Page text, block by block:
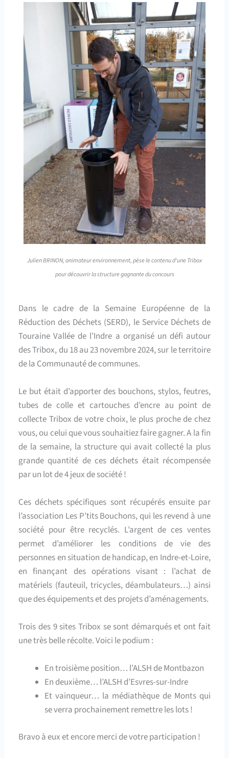
Julien BRINON, animateur environnement, pèse le contenu d'une Tribox
pour découvrir la structure gagnante du concours
Dans le cadre de la Semaine Européenne de la
Réduction des Déchets (SERD), le Service Déchets de
Touraine Vallée de l’Indre a organisé un défi autour
des Tribox, du 18 au 23 novembre 2024, sur le territoire
de la Communauté de communes.
Le but était d’apporter des bouchons, stylos, feutres,
tubes de colle et cartouches d’encre au point de
collecte Tribox de votre choix, le plus proche de chez
vous, ou celui que vous souhaitiez faire gagner. A la fin
de la semaine, la structure qui avait collecté la plus
grande quantité de ces déchets était récompensée
par un lot de 4 jeux de société !
Ces déchets spécifiques sont récupérés ensuite par
l’association Les P’tits Bouchons, qui les revend à une
société pour être recyclés. L’argent de ces ventes
permet d’améliorer les conditions de vie des
personnes en situation de handicap, en Indre-et-Loire,
en finançant des opérations visant : l’achat de
matériels (fauteuil, tricycles, déambulateurs…) ainsi
que des équipements et des projets d’aménagements.
Trois des 9 sites Tribox se sont démarqués et ont fait
une très belle récolte. Voici le podium :
En troisième position… l’ALSH de Montbazon
En deuxième… l’ALSH d’Esvres-sur-Indre
Et vainqueur… la médiathèque de Monts qui
se verra prochainement remettre les lots !
Bravo à eux et encore merci de votre participation !